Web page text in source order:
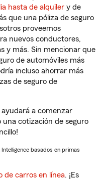
hasta de alquiler y de
que una póliza de seguro
proveemos
nuevos conductores,
y más. Sin mencionar que
de automóviles más
incluso ahorrar más
de seguro de
ayudará a comenzar
cotización de seguro
basados en primas
de carros en línea. ¡Es